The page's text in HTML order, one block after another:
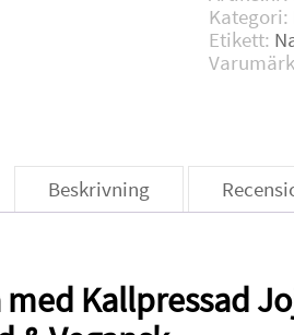
Kategori:
Etikett:
Beskrivning
Kallpressad